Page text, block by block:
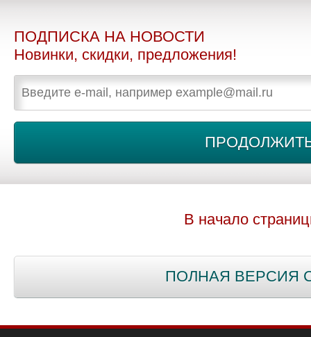
ПОДПИСКА НА НОВОСТИ
Новинки, скидки, предложения!
В начало
ПОЛНАЯ ВЕРСИЯ